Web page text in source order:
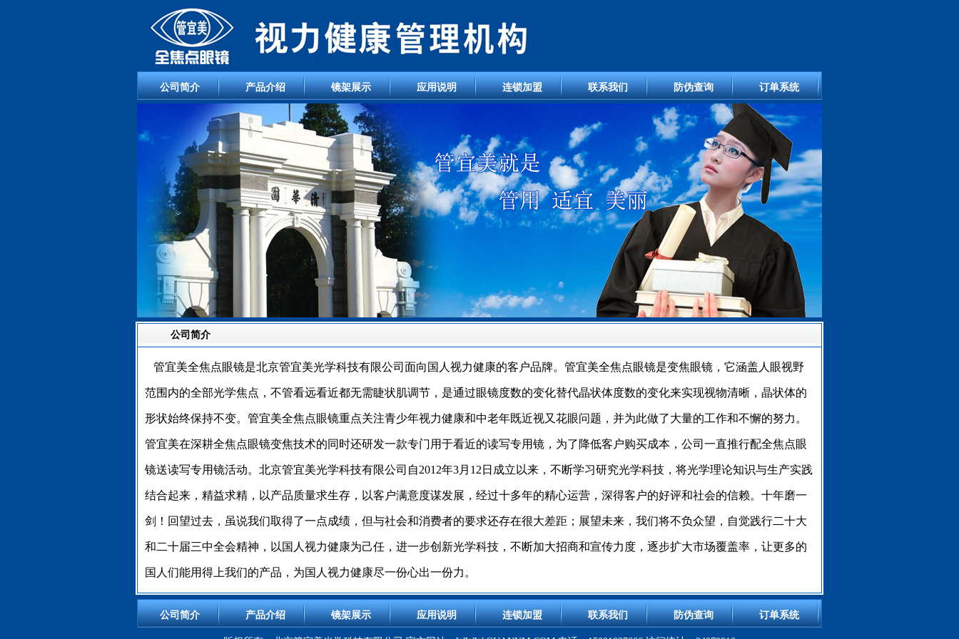
公司简介 产品介绍 镜架展示 应用说明 连锁加盟 联系我们 防伪查询 订单系统
公司简介
管宜美全焦点眼镜是北京管宜美光学科技有限公司面向国人视力健康的客户品牌。管宜美全焦点眼镜是变焦眼镜，它涵盖人眼视野
范围内的全部光学焦点，不管看远看近都无需睫状肌调节，是通过眼镜度数的变化替代晶状体度数的变化来实现视物清晰，晶状体的
形状始终保持不变。管宜美全焦点眼镜重点关注青少年视力健康和中老年既近视又花眼问题，并为此做了大量的工作和不懈的努力。
管宜美在深耕全焦点眼镜变焦技术的同时还研发一款专门用于看近的读写专用镜，为了降低客户购买成本，公司一直推行配全焦点眼
镜送读写专用镜活动。北京管宜美光学科技有限公司自2012年3月12日成立以来，不断学习研究光学科技，将光学理论知识与生产实践
结合起来，精益求精，以产品质量求生存，以客户满意度谋发展，经过十多年的精心运营，深得客户的好评和社会的信赖。十年磨一
剑！回望过去，虽说我们取得了一点成绩，但与社会和消费者的要求还存在很大差距；展望未来，我们将不负众望，自觉践行二十大
和二十届三中全会精神，以国人视力健康为己任，进一步创新光学科技，不断加大招商和宣传力度，逐步扩大市场覆盖率，让更多的
国人们能用得上我们的产品，为国人视力健康尽一份心出一份力。
公司简介 产品介绍 镜架展示 应用说明 连锁加盟 联系我们 防伪查询 订单系统